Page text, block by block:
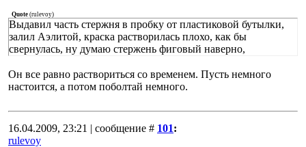
Quote (rulevoy)
Выдавил часть стержня в пробку от пластиковой бутылки,
залил Аэлитой, краска растворилась плохо, как бы
свернулась, ну думаю стержень фиговый наверно,
Он все равно раствориться со временем. Пусть немного
настоится, а потом поболтай немного.
16.04.2009, 23:21 | сообщение # 101:
rulevoy